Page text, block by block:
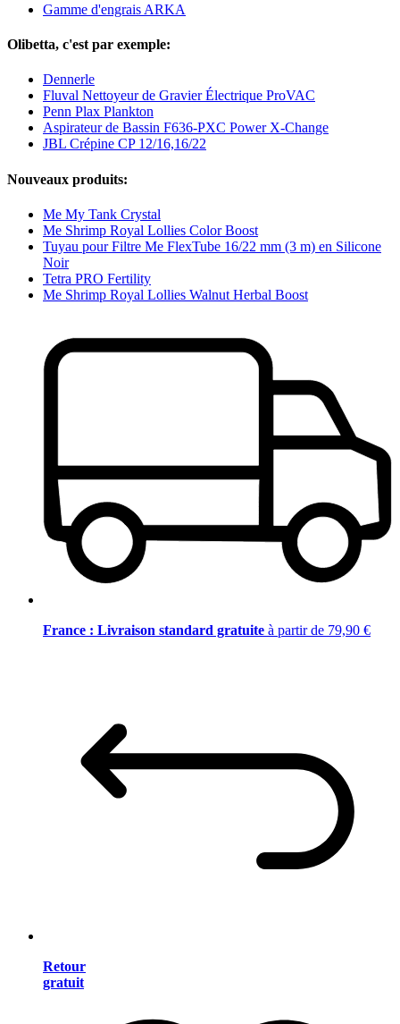
Gamme d'engrais ARKA
Olibetta, c'est par exemple:
Dennerle
Fluval Nettoyeur de Gravier Électrique ProVAC
Penn Plax Plankton
Aspirateur de Bassin F636-PXC Power X-Change
JBL Crépine CP 12/16,16/22
Nouveaux produits:
Me My Tank Crystal
Me Shrimp Royal Lollies Color Boost
Tuyau pour Filtre Me FlexTube 16/22 mm (3 m) en Silicone
Noir
Tetra PRO Fertility
Me Shrimp Royal Lollies Walnut Herbal Boost
France : Livraison standard gratuite à partir de 79,90 €
Retour
gratuit